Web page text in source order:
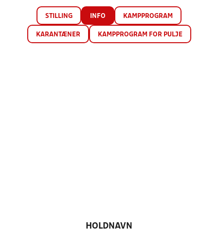
STILLING INFO KAMPPROGRAM
KARANTÆNER KAMPPROGRAM FOR PULJE
HOLDNAVN